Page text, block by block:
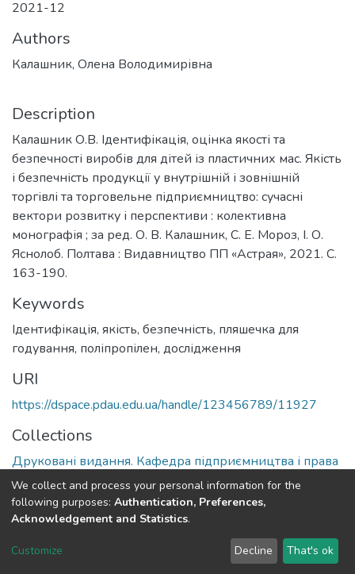
2021-12
Authors
Калашник, Олена Володимирівна
Description
Калашник О.В. Ідентифікація, оцінка якості та
безпечності виробів для дітей із пластичних мас. Якість
і безпечність продукції у внутрішній і зовнішній
торгівлі та торговельне підприємництво: сучасні
вектори розвитку і перспективи : колективна
монографія ; за ред. О. В. Калашник, С. Е. Мороз, І. О.
Яснолоб. Полтава : Видавництво ПП «Астрая», 2021. С.
163-190.
Keywords
Ідентифікація, якість, безпечність, пляшечка для
годування, поліпропілен, дослідження
URI
https://dspace.pdau.edu.ua/handle/123456789/11927
Collections
Друковані видання. Кафедра підприємництва і права
Full item page
DSpace software copyright © 2002-2026 LYRASIS
Send Feedback
We collect and process your personal information for the
following purposes: Authentication, Preferences,
Acknowledgement and Statistics.
Customize Decline That's ok